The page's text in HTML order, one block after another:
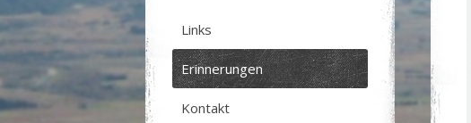
Links
Erinnerungen
Kontakt